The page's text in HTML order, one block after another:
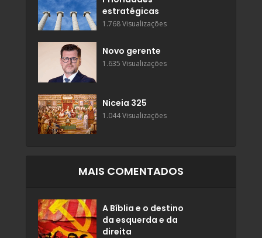
estratégicas
1.768 Visualizações
Novo gerente
1.635 Visualizações
Niceia 325
1.044 Visualizações
MAIS COMENTADOS
A Bíblia e o destino
da esquerda e da
direita